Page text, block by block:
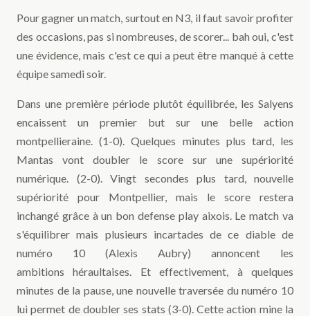
Pour gagner un match, surtout en N3, il faut savoir profiter
des occasions, pas si nombreuses, de scorer... bah oui, c'est
une évidence, mais c'est ce qui a peut être manqué à cette
équipe samedi soir.
Dans une première période plutôt équilibrée, les Salyens
encaissent un premier but sur une belle action
montpellieraine. (1-0). Quelques minutes plus tard, les
Mantas vont doubler le score sur une supériorité
numérique. (2-0). Vingt secondes plus tard, nouvelle
supériorité pour Montpellier, mais le score restera
inchangé grâce à un bon defense play aixois. Le match va
s'équilibrer mais plusieurs incartades de ce diable de
numéro 10 (Alexis Aubry) annoncent les
ambitions héraultaises. Et effectivement, à quelques
minutes de la pause, une nouvelle traversée du numéro 10
lui permet de doubler ses stats (3-0). Cette action mine la